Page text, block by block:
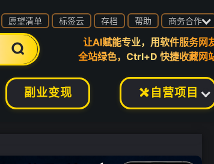

让AI赋能专业，用软件服务网
全站绿色，Ctrl+D 快捷收藏网
副业变现  自营项目
愿望清单 标签云 存档 帮助 商务合作
❄